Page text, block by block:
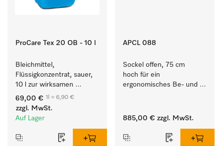
ProCare Tex 20 OB - 10 l
Bleichmittel,
Flüssigkonzentrat, sauer,
10 l zur wirksamen
Entfernung von
hartnäckigen Flecken.
69,00 € 1l = 6,90 €
zzgl. MwSt.
Auf Lager
APCL 088
Sockel offen, 75 cm
hoch für ein
ergonomisches Be- und
Trockner.
885,00 € zzgl. MwSt.